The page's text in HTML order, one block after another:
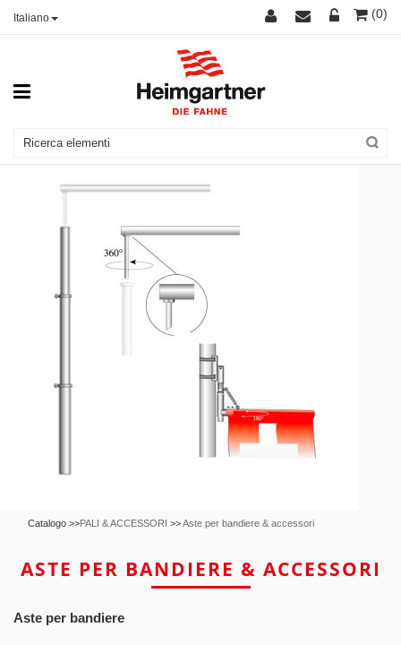
Italiano (0)
Catalogo >>PALI & ACCESSORI >>Aste per bandiere & accessori
ASTE PER BANDIERE & ACCESSORI
Aste per bandiere